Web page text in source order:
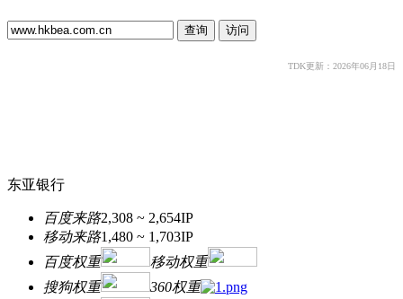
TDK更新：2026年06月18日
东亚银行
百度来路2,308 ~ 2,654IP
移动来路1,480 ~ 1,703IP
百度权重
移动权重
搜狗权重
360权重